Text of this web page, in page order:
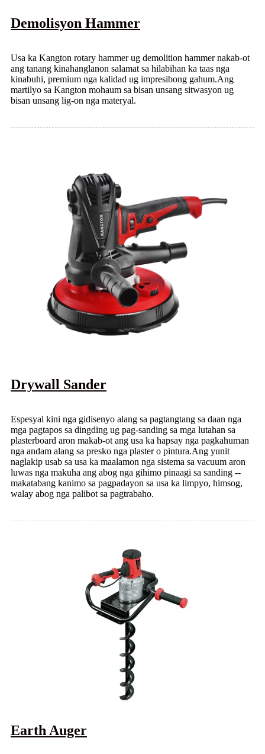
Demolisyon Hammer
Usa ka Kangton rotary hammer ug demolition hammer nakab-ot
ang tanang kinahanglanon salamat sa hilabihan ka taas nga
kinabuhi, premium nga kalidad ug impresibong gahum.Ang
martilyo sa Kangton mohaum sa bisan unsang sitwasyon ug
bisan unsang lig-on nga materyal.
Drywall Sander
Espesyal kini nga gidisenyo alang sa pagtangtang sa daan nga
mga pagtapos sa dingding ug pag-sanding sa mga lutahan sa
plasterboard aron makab-ot ang usa ka hapsay nga pagkahuman
nga andam alang sa presko nga plaster o pintura.Ang yunit
naglakip usab sa usa ka maalamon nga sistema sa vacuum aron
luwas nga makuha ang abog nga gihimo pinaagi sa sanding --
makatabang kanimo sa pagpadayon sa usa ka limpyo, himsog,
walay abog nga palibot sa pagtrabaho.
Earth Auger